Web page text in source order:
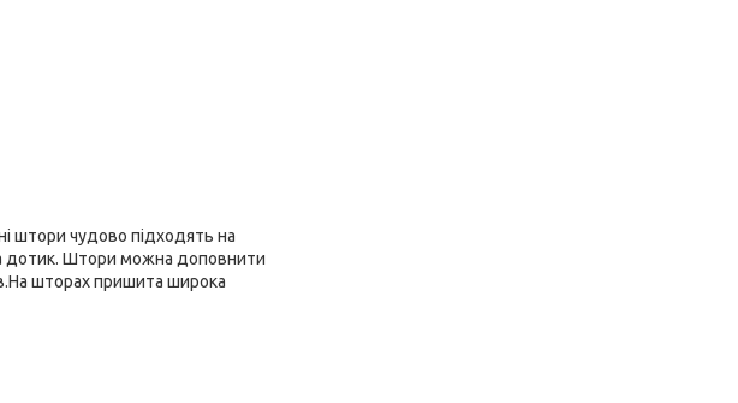
штори чудово підходять на
дотик. Штори можна доповнити
шторах пришита широка